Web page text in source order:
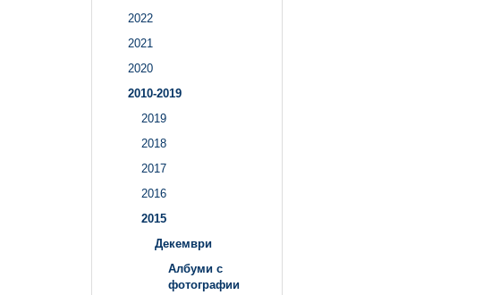
2022
2021
2020
2010-2019
2019
2018
2017
2016
2015
Декември
Албуми с
фотографии